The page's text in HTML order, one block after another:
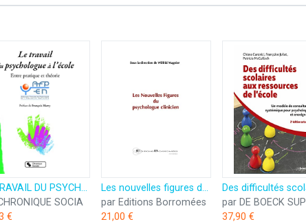
LE TRAVAIL DU PSYCHOLOGUE A L'ECOLE: Entre pratique et théorie
SOCIA
€
Les nouvelles figures du psychologue clinicien
par Editions Borromées
21,00 €
par DE BOECK SUP
37,90 €